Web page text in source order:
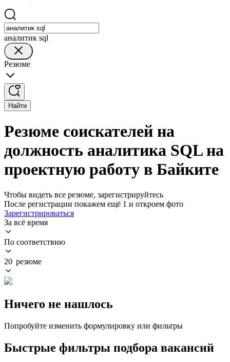
аналитик sql
Резюме
Найти
Резюме соискателей на
должность аналитика SQL на
проектную работу в Байките
Чтобы видеть все резюме, зарегистрируйтесь
После регистрации покажем ещё 1 и откроем фото
Зарегистрироваться
За всё время
По соответствию
20 резюме
Ничего не нашлось
Попробуйте изменить формулировку или фильтры
Быстрые фильтры подбора вакансий